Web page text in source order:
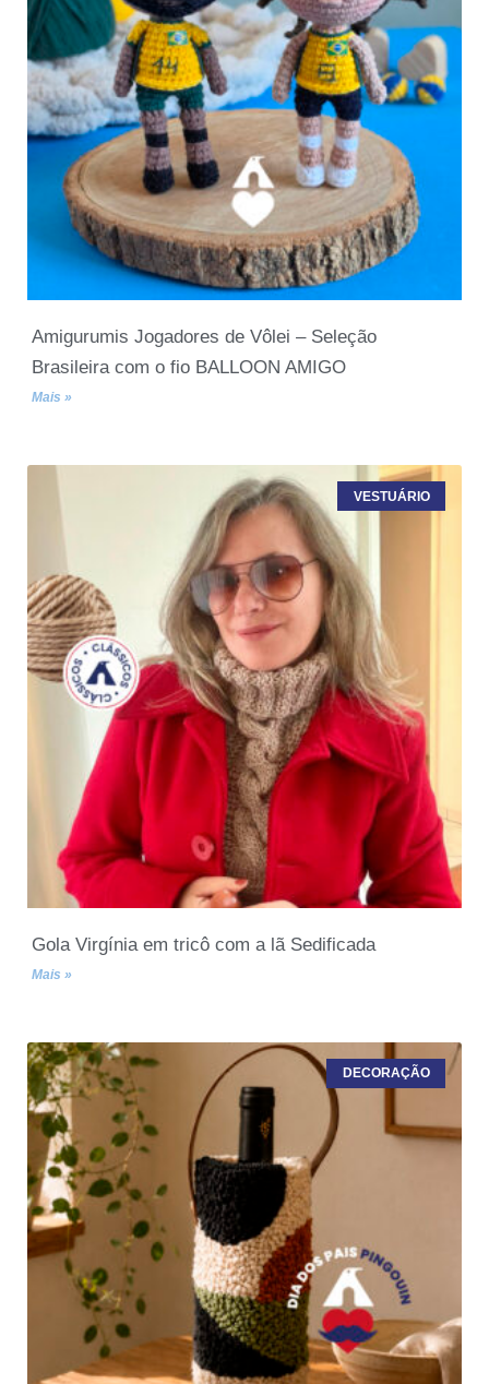
Amigurumis Jogadores de Vôlei – Seleção
Brasileira com o fio BALLOON AMIGO
Mais »
VESTUÁRIO
Gola Virgínia em tricô com a lã Sedificada
Mais »
DECORAÇÃO